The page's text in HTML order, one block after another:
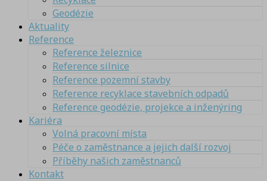
Geodézie
Aktuality
Reference
Reference železnice
Reference silnice
Reference pozemní stavby
Reference recyklace stavebních odpadů
Reference geodézie, projekce a inženýring
Kariéra
Volná pracovní místa
Péče o zaměstnance a jejich další rozvoj
Příběhy našich zaměstnanců
Kontakt